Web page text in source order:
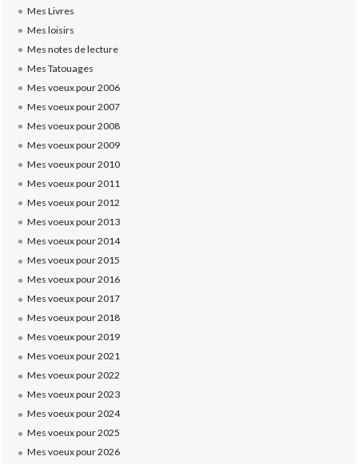
Mes Livres
Mes loisirs
Mes notes de lecture
Mes Tatouages
Mes voeux pour 2006
Mes voeux pour 2007
Mes voeux pour 2008
Mes voeux pour 2009
Mes voeux pour 2010
Mes voeux pour 2011
Mes voeux pour 2012
Mes voeux pour 2013
Mes voeux pour 2014
Mes voeux pour 2015
Mes voeux pour 2016
Mes voeux pour 2017
Mes voeux pour 2018
Mes voeux pour 2019
Mes voeux pour 2021
Mes voeux pour 2022
Mes voeux pour 2023
Mes voeux pour 2024
Mes voeux pour 2025
Mes voeux pour 2026